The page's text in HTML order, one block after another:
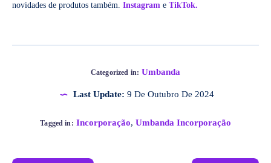
novidades de produtos também. Instagram e TikTok.
Categorized in: Umbanda
Last Update: 9 De Outubro De 2024
Tagged in: Incorporação, Umbanda Incorporação